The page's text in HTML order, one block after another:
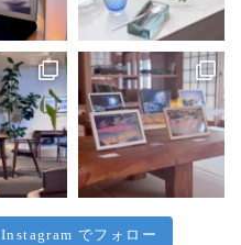
Instagram でフォロー